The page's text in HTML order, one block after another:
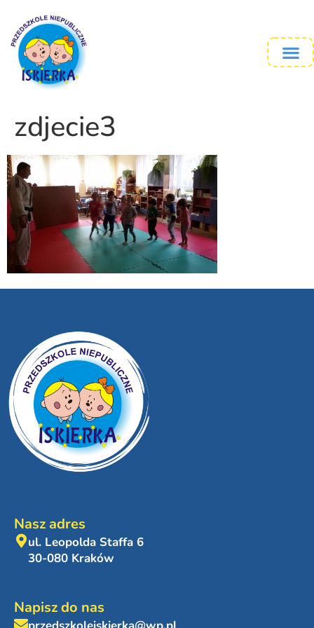
zdjecie3
Nasz adres
ul. Leopolda Staffa 6
30-080 Kraków
Napisz do nas